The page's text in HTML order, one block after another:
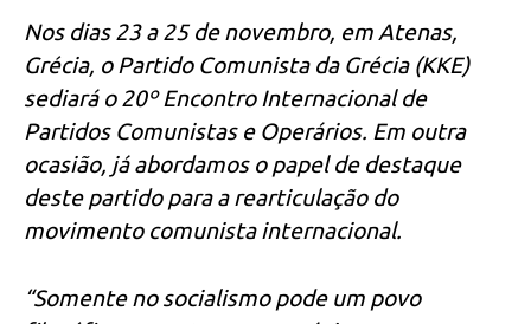
Nos dias 23 a 25 de novembro, em Atenas,
Grécia, o Partido Comunista da Grécia (KKE)
sediará o 20º Encontro Internacional de
Partidos Comunistas e Operários. Em outra
ocasião, já abordamos o papel de destaque
deste partido para a rearticulação do
movimento comunista internacional.
“Somente no socialismo pode um povo